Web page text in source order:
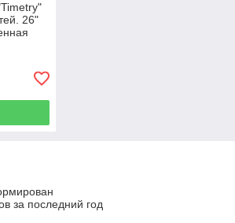
26"
за последний год